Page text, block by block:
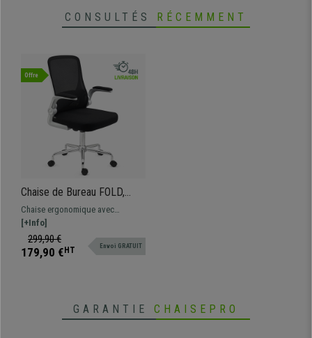
CONSULTÉS RÉCEMMENT
Offre
Chaise de Bureau FOLD,
Accoudoirs Rabattables,
Support Lombaire, Blanc
Chaise ergonomique avec
accoudoirs rabattables, elle se
distingue par son grand confort.
Dotée d'un support lombaire et
[+Info]
299,90 €
179,90 € HT Envoi GRATUIT
GARANTIE CHAISEPRO